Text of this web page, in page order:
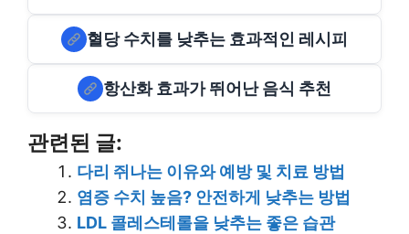
혈당 수치를 낮추는 효과적인 레시피
항산화 효과가 뛰어난 음식 추천
관련된 글:
다리 쥐나는 이유와 예방 및 치료 방법
염증 수치 높음? 안전하게 낮추는 방법
LDL 콜레스테롤을 낮추는 좋은 습관